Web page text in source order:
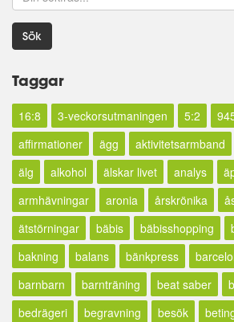
Sök
Taggar
16:8 3-veckorsutmaningen 5:2
affirmationer
ägg aktivitetsarmband
älg
alkohol älskar livet analys
armhävningar
aronia årskrönika
ätstörningar
bäbis bäbisshopping
bakning
balans bänkpress
barnbarn
barnträning beat saber
bedrägeri
begravning besök